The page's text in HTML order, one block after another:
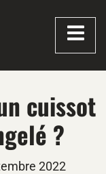
cuissot
?
2022